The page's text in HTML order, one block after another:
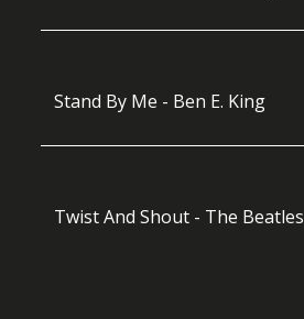
Stand By Me - Ben E. King
Twist And Shout - The Beatles